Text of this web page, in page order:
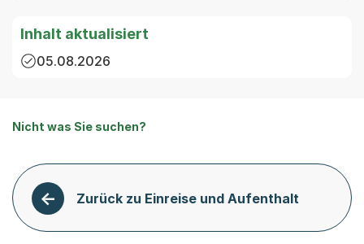
Inhalt aktualisiert
05.08.2026
Nicht was Sie suchen?
Zurück zu Einreise und Aufenthalt